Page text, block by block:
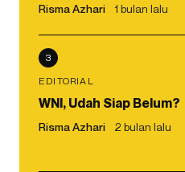
Risma Azhari 1 bulan lalu
3
EDITORIAL
WNI, Udah Siap Belum?
Risma Azhari 2 bulan lalu